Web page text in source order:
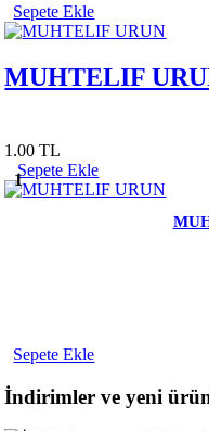
Sepete Ekle
MUHTELIF
1.00 TL
1
Sepete Ekle
Sepete Ekle
İndirimler ve yeni